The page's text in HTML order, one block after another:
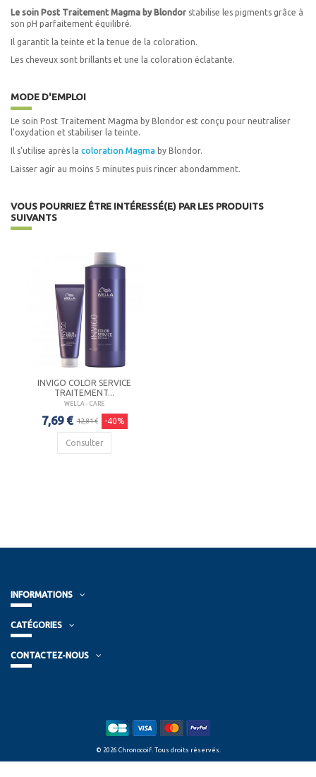
Le soin Post Traitement Magma by Blondor stabilise les pigments grâce à
son pH parfaitement équilibré.
Il garantit la teinte et la tenue de la coloration.
Les cheveux sont brillants et une la coloration éclatante.
MODE D'EMPLOI
Le soin Post Traitement Magma by Blondor est conçu pour neutraliser
l'oxydation et stabiliser la teinte.
Il s'utilise après la coloration Magma by Blondor.
Laisser agir au moins 5 minutes puis rincer abondamment.
VOUS POURRIEZ ÊTRE INTÉRESSÉ(E) PAR LES PRODUITS
SUIVANTS
INVIGO COLOR SERVICE
TRAITEMENT...
WELLA - CARE
7,69 € 12,81 € -40%
Consulter
INFORMATIONS
CATÉGORIES
CONTACTEZ-NOUS
© 2026 Chronocoif. Tous droits réservés.